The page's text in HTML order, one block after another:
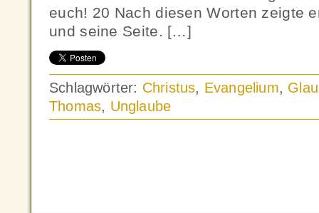
euch! 20 Nach diesen Worten zeigte
und seine Seite. […]
Schlagwörter: Christus, Evangelium,
Thomas, Unglaube